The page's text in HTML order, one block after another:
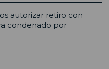
autorizar retiro con
condenado por